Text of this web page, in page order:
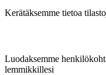
Kerätäksemme tietoa
Luodaksemme
lemmikkillesi